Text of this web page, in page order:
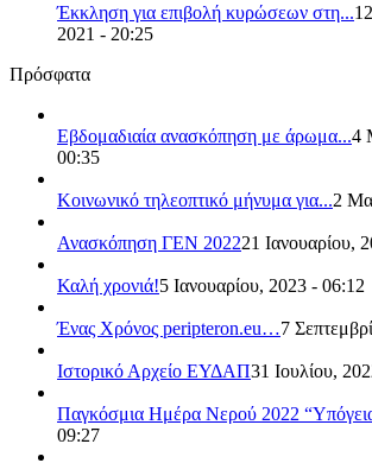
Έκκληση για επιβολή κυρώσεων στη...
2021 - 20:25
Πρόσφατα
Εβδομαδιαία ανασκόπηση με άρωμα...4
00:35
Κοινωνικό τηλεοπτικό μήνυμα για...2
Ανασκόπηση ΓΕΝ 202221 Ιανουαρίου,
Καλή χρονιά!5 Ιανουαρίου, 2023 - 06:12
Ένας Χρόνος peripteron.eu…7
Ιστορικό Αρχείο ΕΥΔΑΠ31 Ιουλίου,
Παγκόσμια Ημέρα Νερού 2022
09:27